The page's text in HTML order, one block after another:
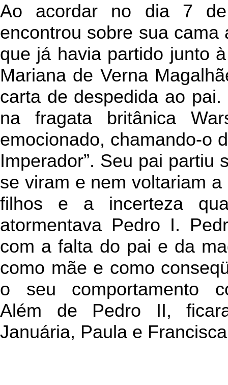
Ao acordar no dia 7
encontrou sobre sua
que já havia partido junto
Mariana de Verna
carta de despedida ao
na fragata britânica
emocionado, chamando-o
Imperador”. Seu pai partiu
se viram e nem voltariam
filhos e a incerteza
atormentava Pedro I.
com a falta do pai e da
como mãe e como
o seu comportamento
Além de Pedro II,
Januária, Paula e